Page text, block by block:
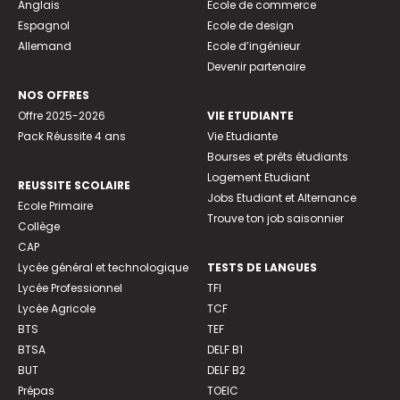
Anglais
Espagnol
Allemand
NOS OFFRES
Offre 2025-2026
Pack Réussite 4 ans
REUSSITE SCOLAIRE
Ecole Primaire
Collège
CAP
Lycée général et technologique
Lycée Professionnel
Lycée Agricole
BTS
BTSA
BUT
Prépas
Ecole de commerce
Ecole de design
Ecole d’ingénieur
Devenir partenaire
VIE ETUDIANTE
Vie Etudiante
Bourses et prêts étudiants
Logement Etudiant
Jobs Etudiant et Alternance
Trouve ton job saisonnier
TESTS DE LANGUES
TFI
TCF
TEF
DELF B1
DELF B2
TOEIC